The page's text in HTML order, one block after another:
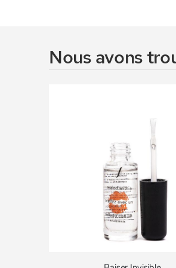
Nous avons